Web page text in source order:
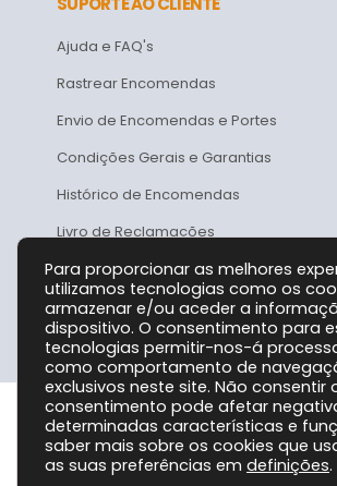
Ajuda e FAQ's
Rastrear Encomendas
Envio de Encomendas e Portes
Condições Gerais e Garantias
Histórico de Encomendas
Livro de Reclamações
Grupo CPC @ 2026. Todos os Direitos
Para proporcionar as melhores
utilizamos tecnologias como os
armazenar e/ou aceder a
dispositivo. O consentimento para
tecnologias permitir-nos-á
como comportamento de
exclusivos neste site. Não consentir
consentimento pode afetar
determinadas características e
saber mais sobre os cookies que
as suas preferências em definições.